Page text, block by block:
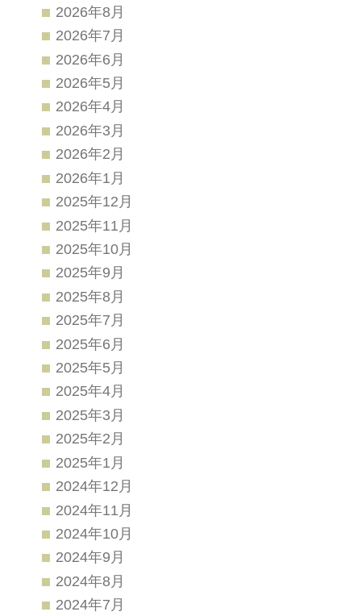
2026年8月
2026年7月
2026年6月
2026年5月
2026年4月
2026年3月
2026年2月
2026年1月
2025年12月
2025年11月
2025年10月
2025年9月
2025年8月
2025年7月
2025年6月
2025年5月
2025年4月
2025年3月
2025年2月
2025年1月
2024年12月
2024年11月
2024年10月
2024年9月
2024年8月
2024年7月